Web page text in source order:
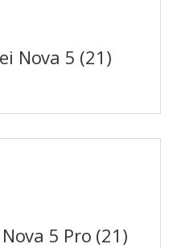
Nova 5 (21)
5 Pro (21)